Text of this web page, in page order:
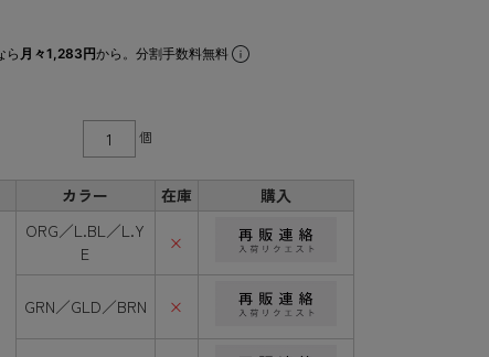
ら 月々1,283円から。分割手数料無料
個
カラー 在庫 購入
ORG／L.BL／L.Y
E
×
GRN／GLD／BRN ×